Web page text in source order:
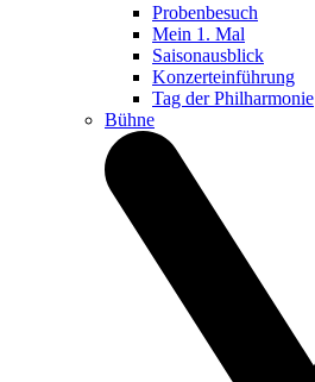
Probenbesuch
Mein 1. Mal
Saisonausblick
Konzerteinführung
Tag der Philharmonie
Bühne